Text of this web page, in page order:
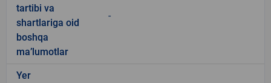
tartibi va
shartlariga oid
boshqa
ma’lumotlar
-
Yer